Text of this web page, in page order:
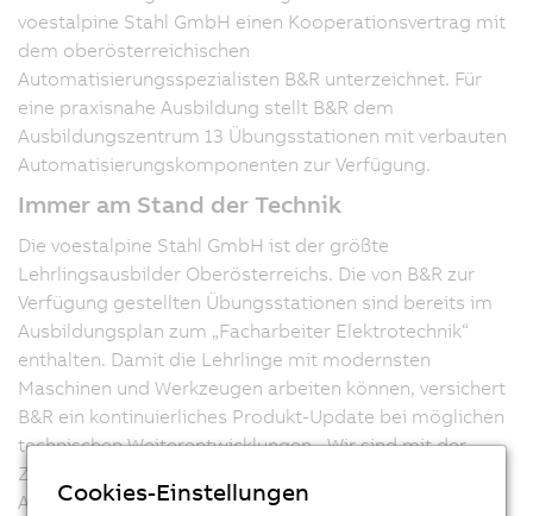
voestalpine Stahl GmbH einen Kooperationsvertrag mit
dem oberösterreichischen
Automatisierungsspezialisten B&R unterzeichnet. Für
eine praxisnahe Ausbildung stellt B&R dem
Ausbildungszentrum 13 Übungsstationen mit verbauten
Automatisierungskomponenten zur Verfügung.
Immer am Stand der Technik
Die voestalpine Stahl GmbH ist der größte
Lehrlingsausbilder Oberösterreichs. Die von B&R zur
Verfügung gestellten Übungsstationen sind bereits im
Ausbildungsplan zum „Facharbeiter Elektrotechnik“
enthalten. Damit die Lehrlinge mit modernsten
Maschinen und Werkzeugen arbeiten können, versichert
B&R ein kontinuierliches Produkt-Update bei möglichen
technischen Weiterentwicklungen. „Wir sind mit der
Zusammenarbeit mit B&R sehr zufrieden, unsere
Ausbilder wurden professionell auf die neuen Produkte
Cookies-Einstellungen